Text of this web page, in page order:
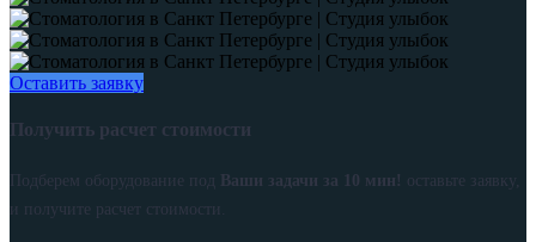
Оставить заявку
Получить расчет стоимости
Подберем оборудование под Ваши задачи за 10 мин! оставьте заявку,
и получите расчет стоимости.